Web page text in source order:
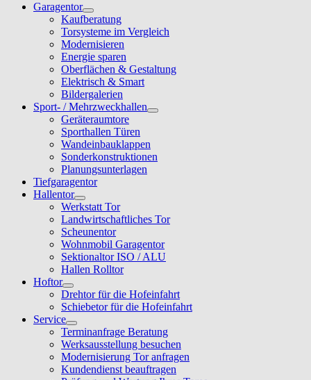
Garagentor
Kaufberatung
Torsysteme im Vergleich
Modernisieren
Energie sparen
Oberflächen & Gestaltung
Elektrisch & Smart
Bildergalerien
Sport- / Mehrzweckhallen
Geräteraumtore
Sporthallen Türen
Wandeinbauklappen
Sonderkonstruktionen
Planungsunterlagen
Tiefgaragentor
Hallentor
Werkstatt Tor
Landwirtschaftliches Tor
Scheunentor
Wohnmobil Garagentor
Sektionaltor ISO / ALU
Hallen Rolltor
Hoftor
Drehtor für die Hofeinfahrt
Schiebetor für die Hofeinfahrt
Service
Terminanfrage Beratung
Werksausstellung besuchen
Modernisierung Tor anfragen
Kundendienst beauftragen